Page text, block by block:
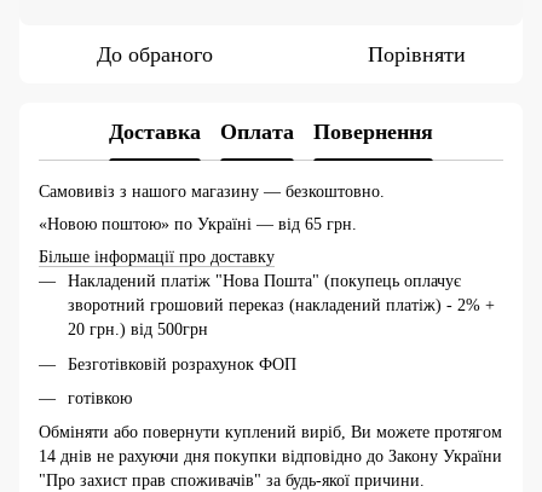
До обраного Порівняти
Доставка Оплата Повернення
Самовивіз з нашого магазину — безкоштовно.
«Новою поштою» по Україні — від 65 грн.
Більше інформації про доставку
Накладений платіж "Нова Пошта" (покупець оплачує
зворотний грошовий переказ (накладений платіж) - 2% +
20 грн.) від 500грн
Безготівковій розрахунок ФОП
готівкою
Обміняти або повернути куплений виріб, Ви можете протягом
14 днів не рахуючи дня покупки відповідно до Закону України
"Про захист прав споживачів" за будь-якої причини.